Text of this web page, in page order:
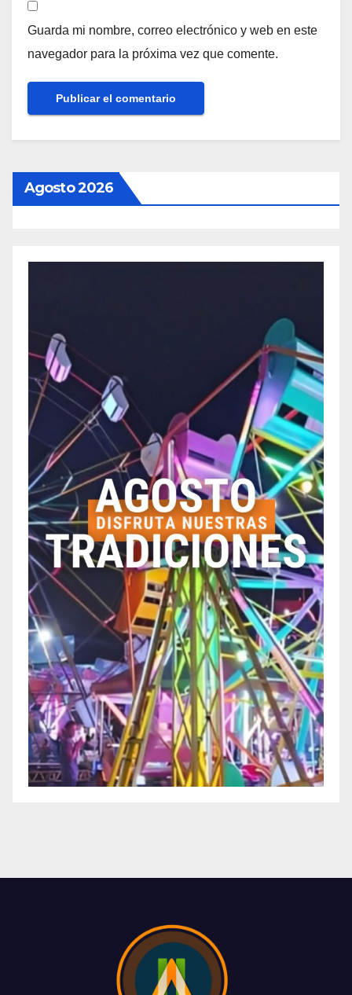
Guarda mi nombre, correo electrónico y web en este
navegador para la próxima vez que comente.
Agosto 2026